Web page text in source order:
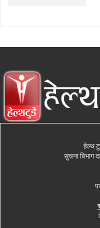
हेल्थ
सुचना बिभाग